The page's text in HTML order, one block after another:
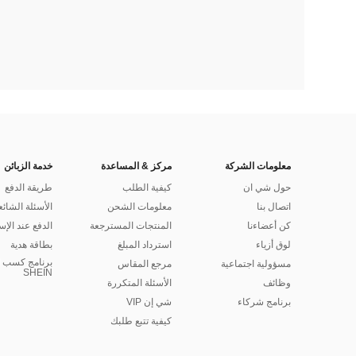
معلومات الشركة
حول شي ان
اتصال بنا
كن أعضاءنا
لوق أزياء
مسؤولية اجتماعية
وظائف
برنامج شركاء
مركز & المساعدة
كيفية الطلب
معلومات الشحن
المنتجات المسترجعة
استرداد المبلغ
مرجع المقاس
الأسئلة المتكررة
شي إن VIP
كيفية تتبع طلبك
خدمة الزبائن
طريقة الدفع
الأسئلة
الدفع عند
بطاقة هدية
برنامج كسب
SHEIN